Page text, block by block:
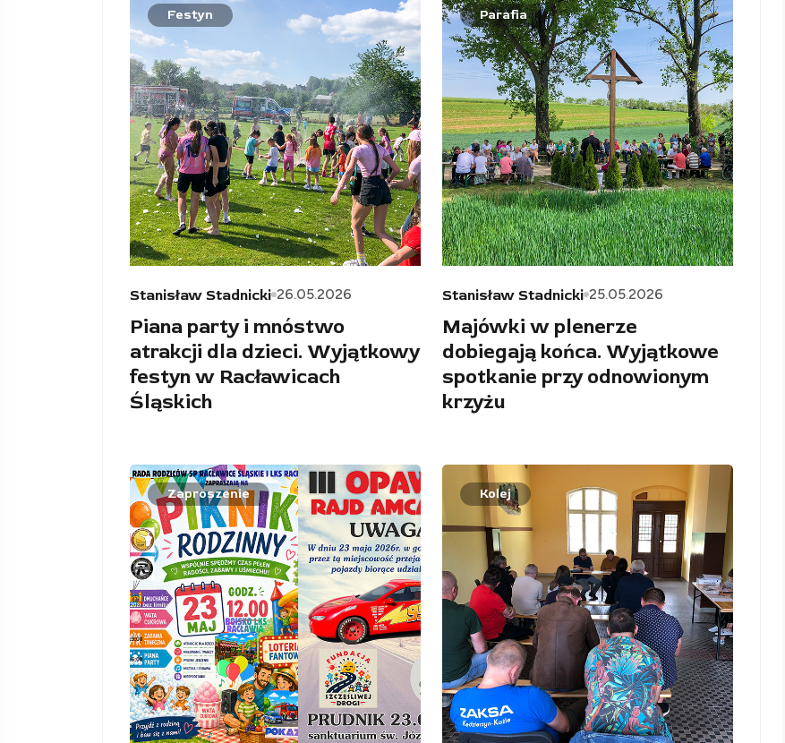
Festyn
Stanisław Stadnicki 26.05.2026
Piana party i mnóstwo
atrakcji dla dzieci. Wyjątkowy
festyn w Racławicach
Śląskich
Parafia
Stanisław Stadnicki 25.05.2026
Majówki w plenerze
dobiegają końca. Wyjątkowe
spotkanie przy odnowionym
krzyżu
Zaproszenie Kolej